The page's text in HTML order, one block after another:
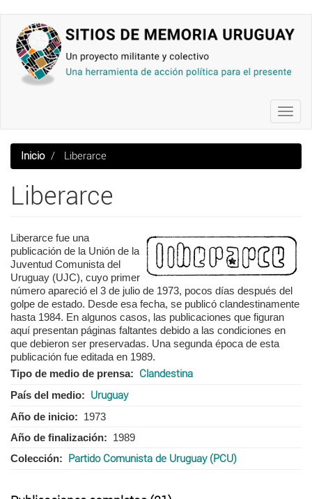
contenido
principal
Inicio Liberarce
Liberarce
Liberarce fue una
publicación de la Unión de la
Juventud Comunista del
Uruguay (UJC), cuyo primer
número apareció el 3 de julio de 1973, pocos días después del
golpe de estado. Desde esa fecha, se publicó clandestinamente
hasta 1984. En algunos casos, las publicaciones que figuran
aquí presentan páginas faltantes debido a las condiciones en
que debieron ser preservadas. Una segunda época de esta
publicación fue editada en 1989.
Tipo de medio de prensa
Clandestina
País del medio Uruguay
Año de inicio
1973
Año de finalización
1989
Colección
Partido Comunista de Uruguay (PCU)